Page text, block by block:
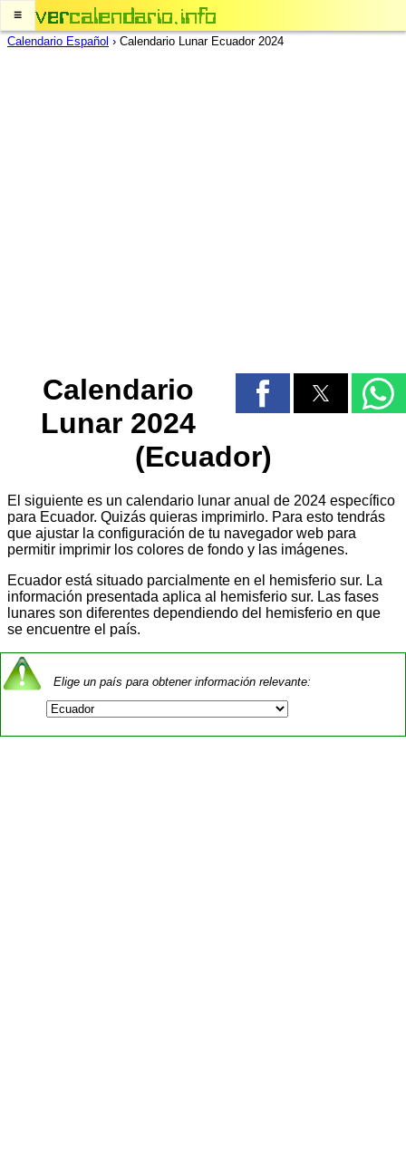
≡
Calendario Español › Calendario Lunar Ecuador 2024
Calendario
Lunar 2024
(Ecuador)
El siguiente es un calendario lunar anual de 2024 específico
para Ecuador. Quizás quieras imprimirlo. Para esto tendrás
que ajustar la configuración de tu navegador web para
permitir imprimir los colores de fondo y las imágenes.
Ecuador está situado parcialmente en el hemisferio sur. La
información presentada aplica al hemisferio sur. Las fases
lunares son diferentes dependiendo del hemisferio en que
se encuentre el país.
Elige un país para obtener información relevante: